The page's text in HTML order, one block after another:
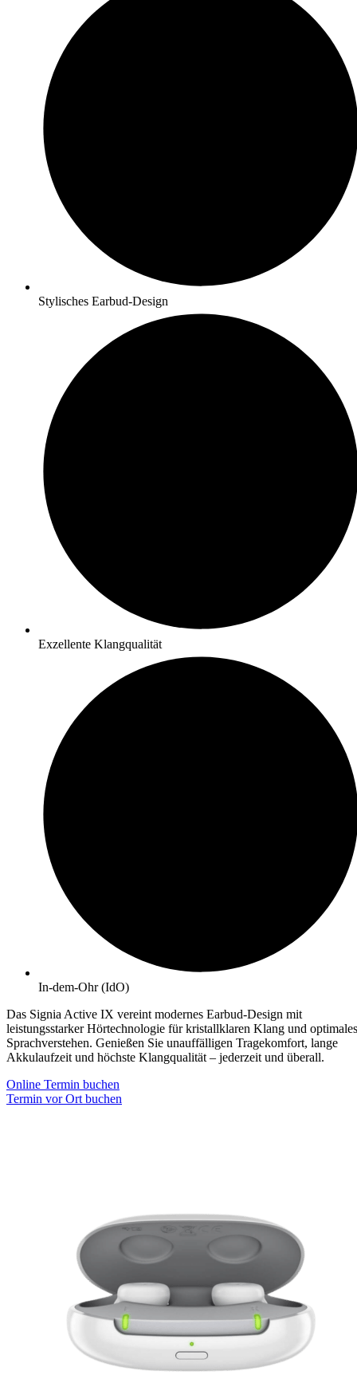
Stylisches Earbud-Design
Exzellente Klangqualität
In-dem-Ohr (IdO)
Das Signia Active IX vereint modernes Earbud-Design mit
leistungsstarker Hörtechnologie für kristallklaren Klang und optimales
Sprachverstehen. Genießen Sie unauffälligen Tragekomfort, lange
Akkulaufzeit und höchste Klangqualität – jederzeit und überall.
Online Termin buchen
Termin vor Ort buchen